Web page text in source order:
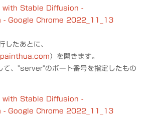
たあとに、
）を開きます。
、”server”のポート番号を指定したもの